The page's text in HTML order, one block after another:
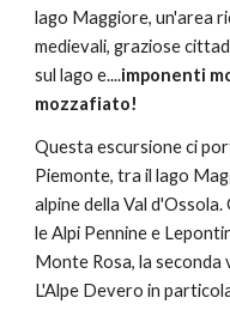
lago Maggiore, un'area
medievali, graziose
sul lago e....imponenti
mozzafiato!
Questa escursione ci
Piemonte, tra il lago
alpine della Val
le Alpi Pennine e
Monte Rosa, la
L'Alpe Devero in